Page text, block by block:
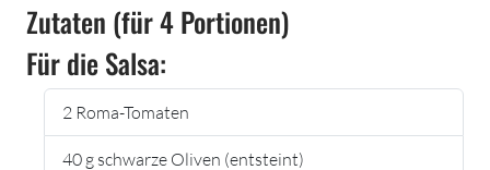
Zutaten (für 4 Portionen)
Für die Salsa:
2 Roma-Tomaten
40 g schwarze Oliven (entsteint)